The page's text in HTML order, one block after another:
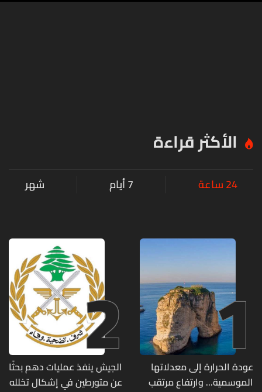
الأكثر قراءة
24 ساعة 7 أيام شهر
1
عودة الحرارة إلى معدلاتها
الموسمية... وارتفاع مرتقب
2
الجيش ينفذ عمليات دهم بحثًا
عن متورطين في إشكال تخلله